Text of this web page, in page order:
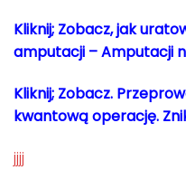
Kliknij; Zobacz, jak
amputacji – Amputacji
Kliknij; Zobacz.
kwantową operację.
jjjj